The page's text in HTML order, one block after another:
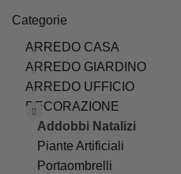
Categorie
ARREDO CASA
ARREDO GIARDINO
ARREDO UFFICIO
DECORAZIONE
Addobbi Natalizi
Piante Artificiali
Portaombrelli